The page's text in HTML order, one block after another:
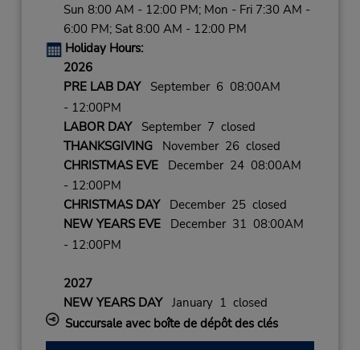
Sun 8:00 AM - 12:00 PM; Mon - Fri 7:30 AM -
6:00 PM; Sat 8:00 AM - 12:00 PM
Holiday Hours:
2026
PRE LAB DAYSeptember 6 08:00AM
- 12:00PM
LABOR DAYSeptember 7 closed
THANKSGIVINGNovember 26 closed
CHRISTMAS EVEDecember 24 08:00AM
- 12:00PM
CHRISTMAS DAYDecember 25 closed
NEW YEARS EVEDecember 31 08:00AM
- 12:00PM
2027
NEW YEARS DAYJanuary 1 closed
Succursale avec boîte de dépôt des clés